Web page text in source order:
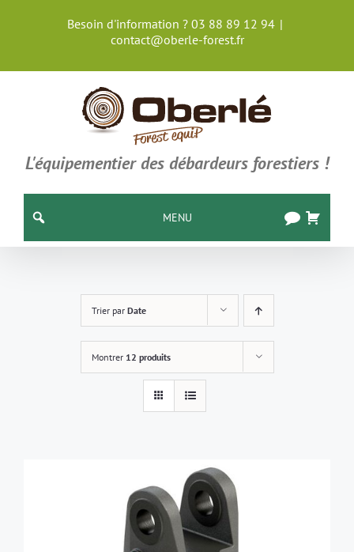
Besoin d'information ? 03 88 89 12 94 |
contact@oberle-forest.fr
L'équipementier des débardeurs forestiers !
MENU
Trier par Date
Montrer 12 produits